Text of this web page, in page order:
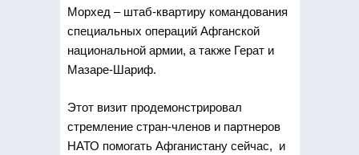
Морхед – штаб-квартиру командования
специальных операций Афганской
национальной армии, а также Герат и
Мазаре-Шариф.
Этот визит продемонстрировал
стремление стран-членов и партнеров
НАТО помогать Афганистану сейчас, и